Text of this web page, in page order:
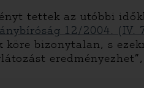
tettek az utóbbi
12/2004.
köre bizonytalan, s